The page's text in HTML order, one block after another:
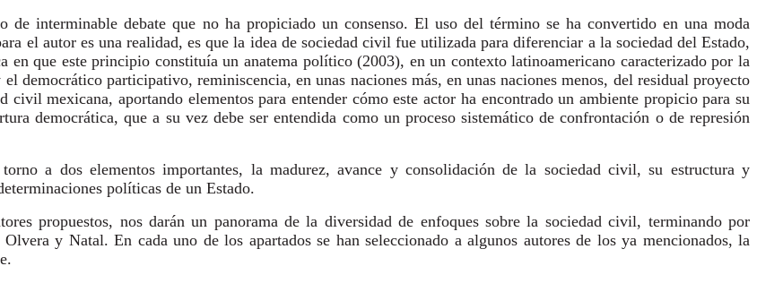
interminable debate que no ha propiciado un consenso. El uso del término se ha convertido en una moda
el autor es una realidad, es que la idea de sociedad civil fue utilizada para diferenciar a la sociedad del Estado,
que este principio constituía un anatema político (2003), en un contexto latinoamericano caracterizado por la
democrático participativo, reminiscencia, en unas naciones más, en unas naciones menos, del residual proyecto
mexicana, aportando elementos para entender cómo este actor ha encontrado un ambiente propicio para su
democrática, que a su vez debe ser entendida como un proceso sistemático de confrontación o de represión
a dos elementos importantes, la madurez, avance y consolidación de la sociedad civil, su estructura y
políticas de un Estado.
propuestos, nos darán un panorama de la diversidad de enfoques sobre la sociedad civil, terminando por
y Natal. En cada uno de los apartados se han seleccionado a algunos autores de los ya mencionados, la